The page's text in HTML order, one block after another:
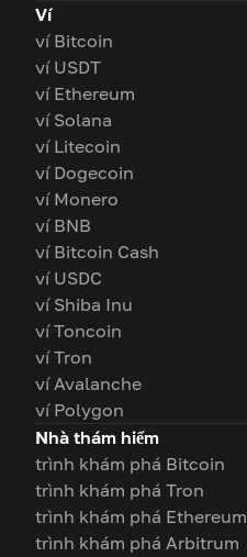
Ví
ví Bitcoin
ví USDT
ví Ethereum
ví Solana
ví Litecoin
ví Dogecoin
ví Monero
ví BNB
ví Bitcoin Cash
ví USDC
ví Shiba Inu
ví Toncoin
ví Tron
ví Avalanche
ví Polygon
Nhà thám hiểm
trình khám phá Bitcoin
trình khám phá Tron
trình khám phá Ethereum
trình khám phá Arbitrum